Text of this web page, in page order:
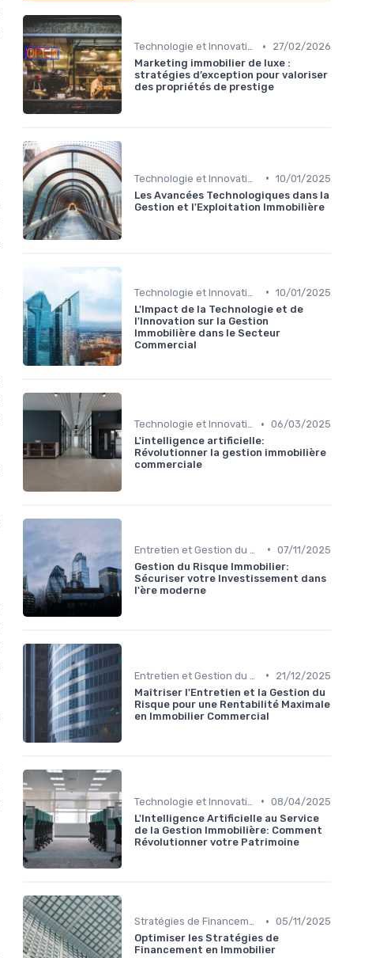
Technologie et Innovation en Gestion Immobilière •
27/02/2026
Marketing immobilier de luxe :
stratégies d’exception pour valoriser
des propriétés de prestige
• 10/01/2025
Les Avancées Technologiques dans la
Gestion et l'Exploitation Immobilière
• 10/01/2025
L'Impact de la Technologie et de
l'Innovation sur la Gestion
Immobilière dans le Secteur
Commercial
Technologie et Innovation en Gestion Immobilière • 06/03/2025
L'intelligence artificielle:
Révolutionner la gestion immobilière
commerciale
• 07/11/2025
Gestion du Risque Immobilier:
Sécuriser votre Investissement dans
l'ère moderne
•
21/12/2025
Maîtriser l'Entretien et la Gestion du
Risque pour une Rentabilité Maximale
en Immobilier Commercial
• 08/04/2025
L'Intelligence Artificielle au Service
de la Gestion Immobilière: Comment
Révolutionner votre Patrimoine
Stratégies de Financement et Levée de Fonds • 05/11/2025
Optimiser les Stratégies de
Financement en Immobilier